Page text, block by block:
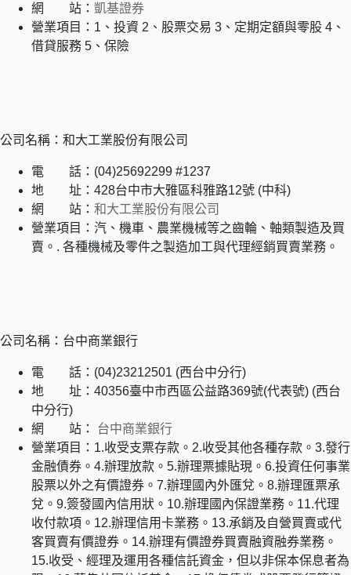
網 站： 凱基證券
營業項目：1、投資 2、股票交易 3、定期定額與零股 4、
借貸服務 5、保險
公司名稱：和大工業股份有限公司
電 話：(04)25692299 #1237
地 址：428台中市大雅區科雅路12號 (中科)
網 站： 和大工業股份有限公司
營業項目：汽、機車、農業機械等之齒輪、軸類製造及買
賣。. 各種機械及零件之製造加工與代理經銷買賣業務。
公司名稱：台中商業銀行
電 話：(04)23212501 (西台中分行)
地 址：40356臺中市西區公益路369號(代表號) (西台
中分行)
網 站：
台中商業銀行
營業項目：1.收受支票存款。2.收受其他各種存款。3.發行
金融債券。4.辦理放款。5.辦理票據貼現。6.投資任何事業
股票以外之有價證券。7.辦理國內外匯兌。8.辦理匯票承
兌。9.簽發國內信用狀。10.辦理國內保證業務。11.代理
收付款項。12.辦理信用卡業務。13.承銷及自營買賣或代
客買賣有價證券。14.辦理有價證券買賣融資融券業務。
15.收受、經理及運用各種信託資金，但以非保本保息者為